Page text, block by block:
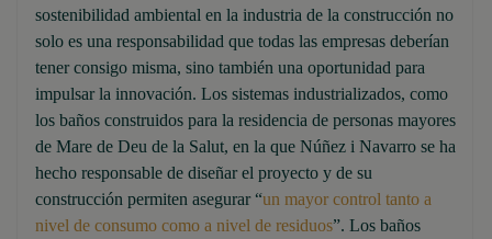
sostenibilidad ambiental en la industria de la construcción no
solo es una responsabilidad que todas las empresas deberían
tener consigo misma, sino también una oportunidad para
impulsar la innovación. Los sistemas industrializados, como
los baños construidos para la residencia de personas mayores
de Mare de Deu de la Salut, en la que Núñez i Navarro se ha
hecho responsable de diseñar el proyecto y de su
construcción permiten asegurar “un mayor control tanto a
nivel de consumo como a nivel de residuos”. Los baños